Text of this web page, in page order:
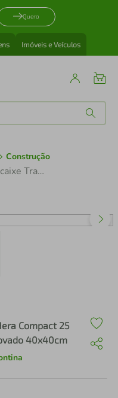
Quero
Imóveis e Veículos
Construção
Tanque de Encaixe Tramontina Hera Compact 25 Litros em Inox Acabamento Escovado 40x40cm
Compact 25
40x40cm